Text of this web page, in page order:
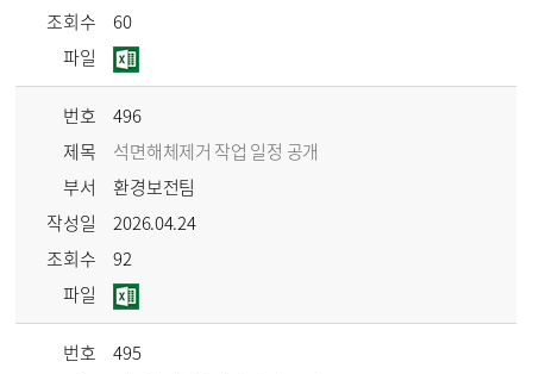
조회수
60
파일
번호
496
제목
석면해체제거 작업 일정 공개
부서
환경보전팀
작성일
2026.04.24
조회수
92
파일
번호
495